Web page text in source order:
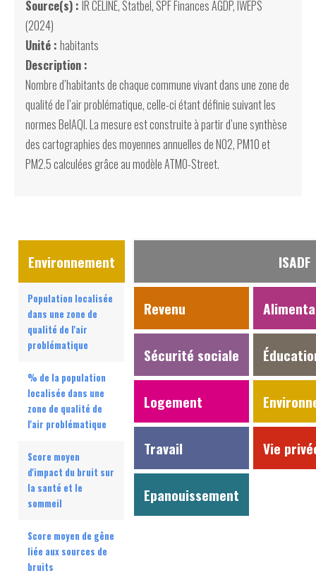
Source(s) : IR CELINE, Statbel, SPF Finances AGDP, IWEPS
(2024)
Unité : habitants
Description :
Nombre d’habitants de chaque commune vivant dans une zone de
qualité de l’air problématique, celle-ci étant définie suivant les
normes BelAQI. La mesure est construite à partir d’une synthèse
des cartographies des moyennes annuelles de NO2, PM10 et
PM2.5 calculées grâce au modèle ATMO-Street.
Environnement
Population localisée
dans une zone de
qualité de l'air
problématique
% de la population
localisée dans une
zone de qualité de
l'air problématique
Score moyen
d'impact du bruit sur
la santé et le
sommeil
Score moyen de gêne
liée aux sources de
bruits
ISADF
Revenu
Sécurité sociale
Logement
Travail Vie
Epanouissement